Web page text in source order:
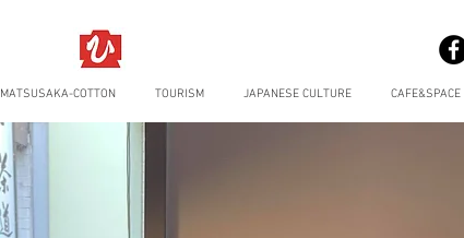
MATSUSAKA-COTTON TOURISM JAPANESE CULTURE CAFE&SPACE